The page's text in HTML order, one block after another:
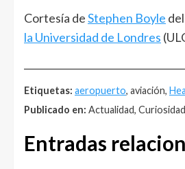
Cortesía deStephen Boyle del
la Universidad de Londres
Etiquetas: aeropuerto, aviación,
Publicado en: Actualidad,
Entradas